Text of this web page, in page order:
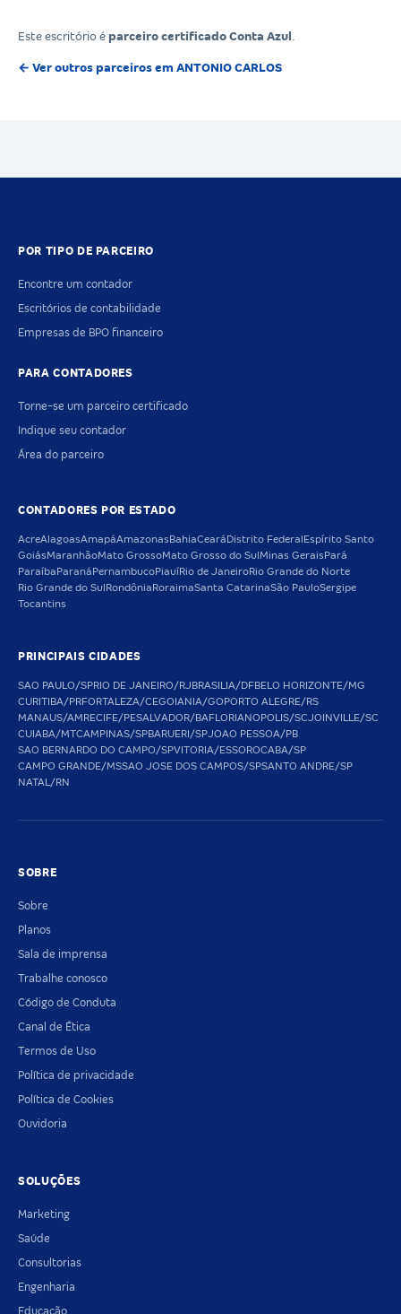
Este escritório é parceiro certificado Conta Azul
← Ver outros parceiros em ANTONIO CARLOS
POR TIPO DE PARCEIRO
Encontre um contador
Escritórios de contabilidade
Empresas de BPO financeiro
PARA CONTADORES
Torne-se um parceiro certificado
Indique seu contador
Área do parceiro
CONTADORES POR ESTADO
AcreAlagoasAmapáAmazonas BahiaCeará Distrito Federal Espírito Santo
GoiásMaranhãoMato GrossoMato Grosso do Sul Minas Gerais Pará
Paraíba Paraná PernambucoPiauíRio de JaneiroRio Grande do Norte
Rio Grande do Sul Rondônia RoraimaSanta CatarinaSão PauloSergipe
Tocantins
PRINCIPAIS CIDADES
SAO PAULO/SPRIO DE JANEIRO/RJBRASILIA/DFBELO HORIZONTE/MG
CURITIBA/PRFORTALEZA/CEGOIANIA/GOPORTO ALEGRE/RS
MANAUS/AMRECIFE/PESALVADOR/BAFLORIANOPOLIS/SCJOINVILLE/SC
CUIABA/MTCAMPINAS/SPBARUERI/SPJOAO PESSOA/PB
SAO BERNARDO DO CAMPO/SPVITORIA/ESSOROCABA/SP
CAMPO GRANDE/MSSAO JOSE DOS CAMPOS/SPSANTO ANDRE/SP
NATAL/RN
SOBRE
Sobre
Planos
Sala de imprensa
Trabalhe conosco
Código de Conduta
Canal de Ética
Termos de Uso
Política de privacidade
Política de Cookies
Ouvidoria
SOLUÇÕES
Marketing
Saúde
Consultorias
Engenharia